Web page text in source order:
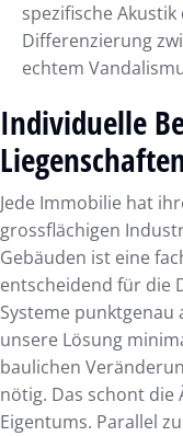
spezifische
Differenzierung
echtem
Individuelle
Jede Immobilie hat
grossflächigen
Gebäuden ist eine
entscheidend für die
Systeme punktgenau
unsere Lösung
baulichen
nötig. Das schont die
Eigentums. Parallel